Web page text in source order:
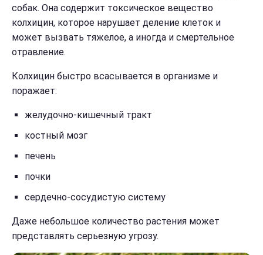
собак. Она содержит токсическое вещество
колхицин, которое нарушает деление клеток и
может вызвать тяжелое, а иногда и смертельное
отравление.
Колхицин быстро всасывается в организме и
поражает:
желудочно-кишечный тракт
костный мозг
печень
почки
сердечно-сосудистую систему
Даже небольшое количество растения может
представлять серьезную угрозу.